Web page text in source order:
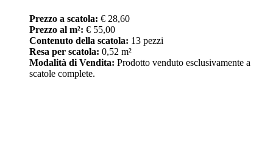
Prezzo a scatola: € 28,60
Prezzo al m²: € 55,00
Contenuto della scatola: 13 pezzi
Resa per scatola: 0,52 m²
Modalità di Vendita: Prodotto venduto esclusivamente a
scatole complete.